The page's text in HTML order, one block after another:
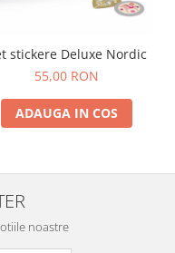
stickere Deluxe Nordic
55,00 RON
ADAUGA IN COS
noastre